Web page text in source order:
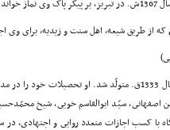
که از طریق شیعه، اهل سنت و زیدیه، براى وى
شیخ نصرالله، فرزند میرزا عبدالله رشتى، در سال 1333ق.
سیّد ابوالقاسم خویى، شیخ